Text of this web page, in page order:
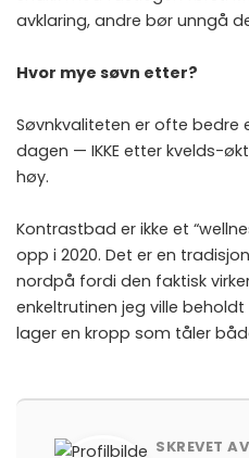
avklaring, andre bør unngå
Hvor mye søvn etter?
Søvnkvaliteten er ofte
dagen — IKKE etter kvelds-
høy.
Kontrastbad er ikke et
opp i 2020. Det er en
nordpå fordi den faktisk
enkeltrutinen jeg ville
lager en kropp som tåler
SKREVET AV